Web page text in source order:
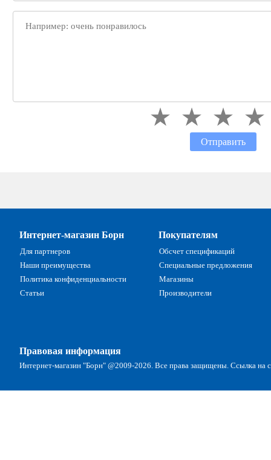
Отправить
Интернет-магазин Борн
Для партнеров
Наши преимущества
Политика конфиденциальности
Статьи
Покупателям
Обсчет спецификаций
Специальные предложения
Магазины
Производители
Правовая информация
Интернет-магазин "Борн" @2009-2026. Все права защищены. Ссылка на